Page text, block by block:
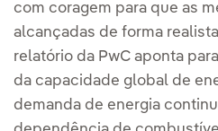
com coragem para que as
alcançadas de forma
relatório da PwC aponta
da capacidade global de
demanda de energia